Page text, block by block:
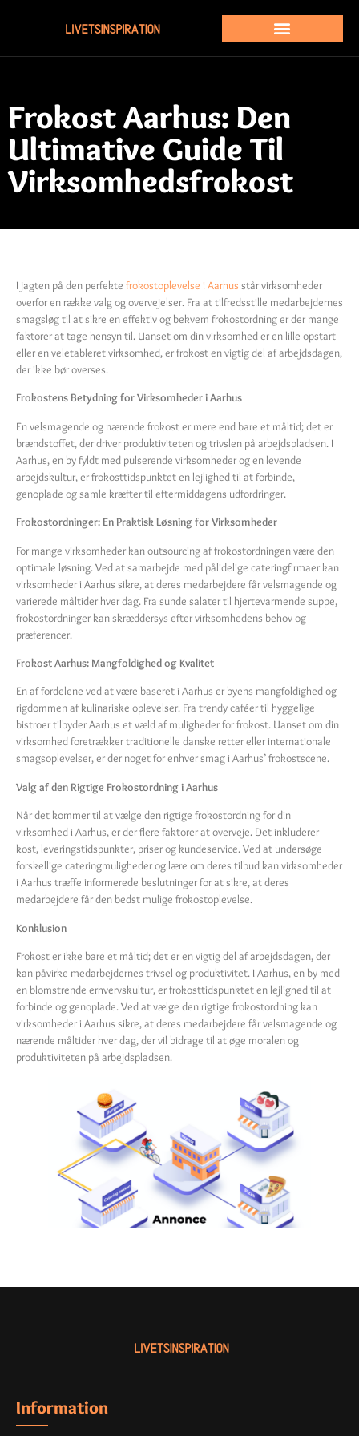
Frokost Aarhus: Den
Ultimative Guide Til
Virksomhedsfrokost
I jagten på den perfekte frokostoplevelse i Aarhus står virksomheder
overfor en række valg og overvejelser. Fra at tilfredsstille medarbejdernes
smagsløg til at sikre en effektiv og bekvem frokostordning er der mange
faktorer at tage hensyn til. Uanset om din virksomhed er en lille opstart
eller en veletableret virksomhed, er frokost en vigtig del af arbejdsdagen,
der ikke bør overses.
Frokostens Betydning for Virksomheder i Aarhus
En velsmagende og nærende frokost er mere end bare et måltid; det er
brændstoffet, der driver produktiviteten og trivslen på arbejdspladsen. I
Aarhus, en by fyldt med pulserende virksomheder og en levende
arbejdskultur, er frokosttidspunktet en lejlighed til at forbinde,
genoplade og samle kræfter til eftermiddagens udfordringer.
Frokostordninger: En Praktisk Løsning for Virksomheder
For mange virksomheder kan outsourcing af frokostordningen være den
optimale løsning. Ved at samarbejde med pålidelige cateringfirmaer kan
virksomheder i Aarhus sikre, at deres medarbejdere får velsmagende og
varierede måltider hver dag. Fra sunde salater til hjertevarmende suppe,
frokostordninger kan skræddersys efter virksomhedens behov og
præferencer.
Frokost Aarhus: Mangfoldighed og Kvalitet
En af fordelene ved at være baseret i Aarhus er byens mangfoldighed og
rigdommen af ​​kulinariske oplevelser. Fra trendy caféer til hyggelige
bistroer tilbyder Aarhus et væld af muligheder for frokost. Uanset om din
virksomhed foretrækker traditionelle danske retter eller internationale
smagsoplevelser, er der noget for enhver smag i Aarhus’ frokostscene.
Valg af den Rigtige Frokostordning i Aarhus
Når det kommer til at vælge den rigtige frokostordning for din
virksomhed i Aarhus, er der flere faktorer at overveje. Det inkluderer
kost, leveringstidspunkter, priser og kundeservice. Ved at undersøge
forskellige cateringmuligheder og lære om deres tilbud kan virksomheder
i Aarhus træffe informerede beslutninger for at sikre, at deres
medarbejdere får den bedst mulige frokostoplevelse.
Konklusion
Frokost er ikke bare et måltid; det er en vigtig del af arbejdsdagen, der
kan påvirke medarbejdernes trivsel og produktivitet. I Aarhus, en by med
en blomstrende erhvervskultur, er frokosttidspunktet en lejlighed til at
forbinde og genoplade. Ved at vælge den rigtige frokostordning kan
virksomheder i Aarhus sikre, at deres medarbejdere får velsmagende og
nærende måltider hver dag, der vil bidrage til at øge moralen og
produktiviteten på arbejdspladsen.
Information